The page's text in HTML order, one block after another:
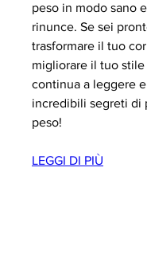
peso in modo sano
rinunce. Se sei
trasformare il tuo
migliorare il tuo stile
continua a leggere
incredibili segreti di
peso!
LEGGI DI PIÙ